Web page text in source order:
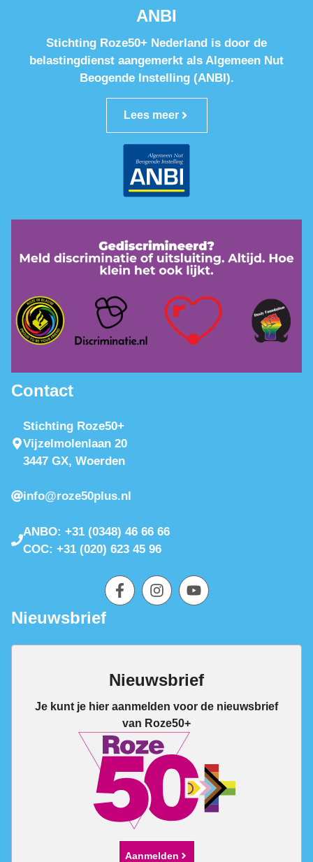
ANBI
Stichting Roze50+ Nederland is door de
belastingdienst aangemerkt als Algemeen Nut
Beogende Instelling (ANBI).
Lees meer
Contact
Stichting Roze50+
Vijzelmolenlaan 20
3447 GX, Woerden
info@roze50plus.nl
ANBO: +31 (0348) 46 66 66
COC: +31 (020) 623 45 96
Nieuwsbrief
Nieuwsbrief
Je kunt je hier aanmelden voor de nieuwsbrief
van Roze50+
Aanmelden